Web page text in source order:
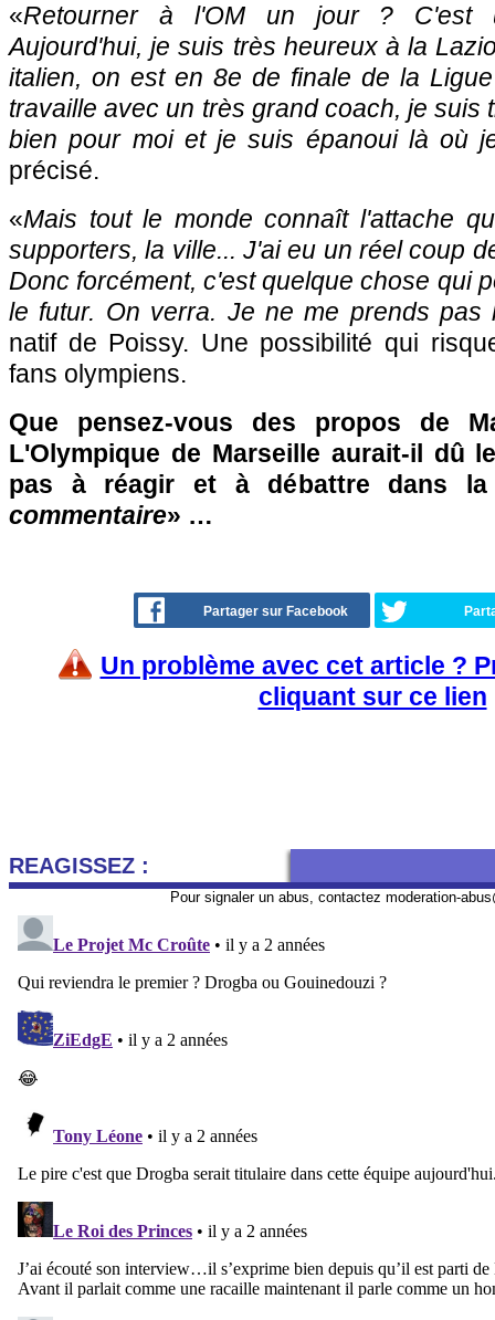
«Retourner à l'OM un jour ? C'est
Aujourd'hui, je suis très heureux à la
italien, on est en 8e de finale de la
travaille avec un très grand coach, je suis
bien pour moi et je suis épanoui là où
précisé.
«Mais tout le monde connaît l'attache
supporters, la ville... J'ai eu un réel coup
Donc forcément, c'est quelque chose qui
le futur. On verra. Je ne me prends pas
natif de Poissy. Une possibilité qui
fans olympiens.
Que pensez-vous des propos de
L'Olympique de Marseille aurait-il dû
pas à réagir et à débattre dans
commentaire» …
Partager sur Facebook
Un problème avec cet article ?
cliquant sur ce lien
REAGISSEZ :
Pour signaler un abus, contactez moderation-